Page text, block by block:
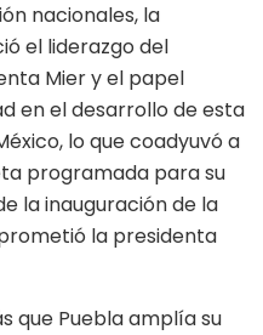
nacionales, la
el liderazgo del
Mier y el papel
en el desarrollo de esta
lo que coadyuvó a
programada para su
la inauguración de la
la presidenta
que Puebla amplía su